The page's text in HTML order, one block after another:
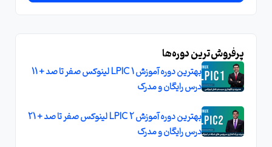
پرفروش‌ترین دوره‌ها
بهترین دوره آموزش LPIC 1 لینوکس صفر تا صد + 11
درس رایگان و مدرک
بهترین دوره آموزش LPIC 2 لینوکس صفر تا صد + 21
درس رایگان و مدرک